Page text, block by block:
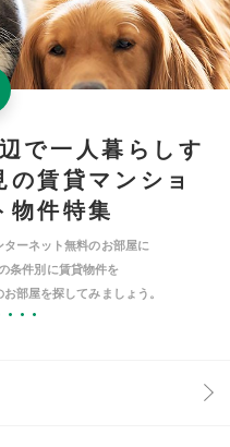
で一人暮らしす
賃貸マンショ
物件特集
ーネット無料のお部屋に
条件別に賃貸物件を
部屋を探してみましょう。